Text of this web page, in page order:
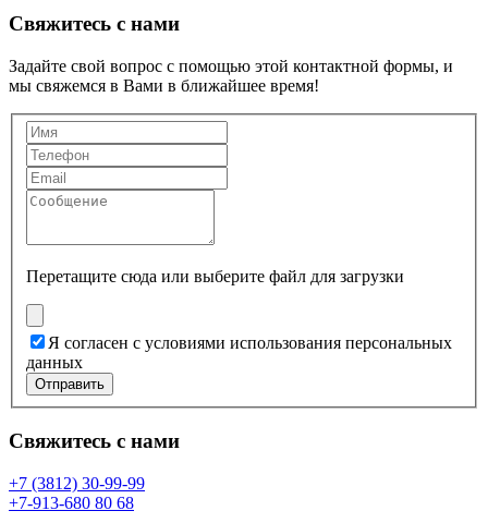
Свяжитесь с нами
Задайте свой вопрос с помощью этой контактной формы, и
мы свяжемся в Вами в ближайшее время!
Перетащите сюда или выберите файл для загрузки
Я согласен с условиями использования персональных
данных
Отправить
Свяжитесь с нами
+7 (3812) 30-99-99
+7-913-680 80 68